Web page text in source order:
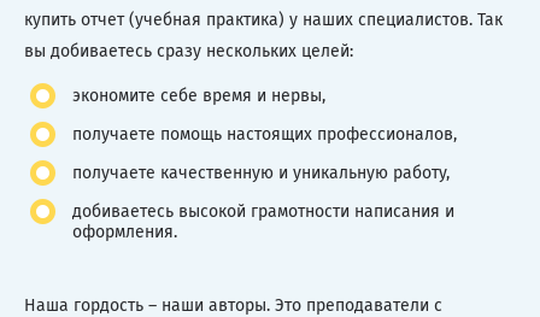
купить отчет (учебная практика) у наших специалистов. Так
вы добиваетесь сразу нескольких целей:
экономите себе время и нервы,
получаете помощь настоящих профессионалов,
получаете качественную и уникальную работу,
добиваетесь высокой грамотности написания и
оформления.
Наша гордость – наши авторы. Это преподаватели с